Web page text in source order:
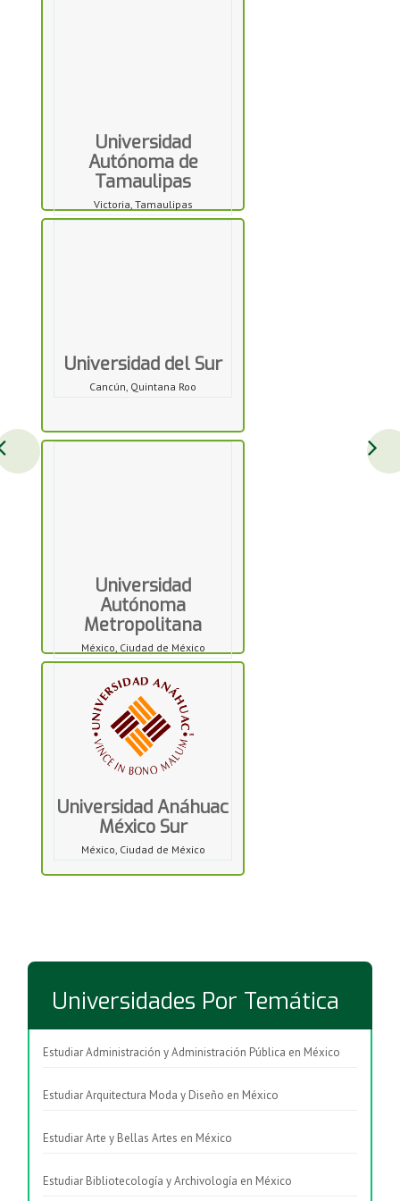
Universidad
Autónoma de
Tamaulipas
Victoria, Tamaulipas
Universidad del Sur
Cancún, Quintana Roo
Universidad
Autónoma
Metropolitana
México, Ciudad de México
Universidad Anáhuac
México Sur
México, Ciudad de México
Universidades Por Temática
Estudiar Administración y Administración Pública en México
Estudiar Arquitectura Moda y Diseño en México
Estudiar Arte y Bellas Artes en México
Estudiar Bibliotecología y Archivología en México